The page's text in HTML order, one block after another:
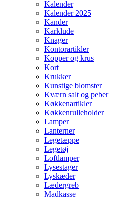
Kalender
Kalender 2025
Kander
Karklude
Knager
Kontorartikler
Kopper og krus
Kort
Krukker
Kunstige blomster
Kværn salt og peber
Køkkenartikler
Køkkenrulleholder
Lamper
Lanterner
Legetæppe
Legetøj
Loftlamper
Lysestager
Lyskæder
Lædergreb
Madkasse